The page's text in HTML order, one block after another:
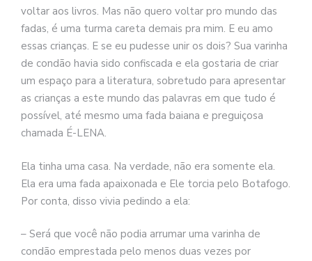
voltar aos livros. Mas não quero voltar pro mundo das
fadas, é uma turma careta demais pra mim. E eu amo
essas crianças. E se eu pudesse unir os dois? Sua varinha
de condão havia sido confiscada e ela gostaria de criar
um espaço para a literatura, sobretudo para apresentar
as crianças a este mundo das palavras em que tudo é
possível, até mesmo uma fada baiana e preguiçosa
chamada É-LENA.
Ela tinha uma casa. Na verdade, não era somente ela.
Ela era uma fada apaixonada e Ele torcia pelo Botafogo.
Por conta, disso vivia pedindo a ela:
– Será que você não podia arrumar uma varinha de
condão emprestada pelo menos duas vezes por